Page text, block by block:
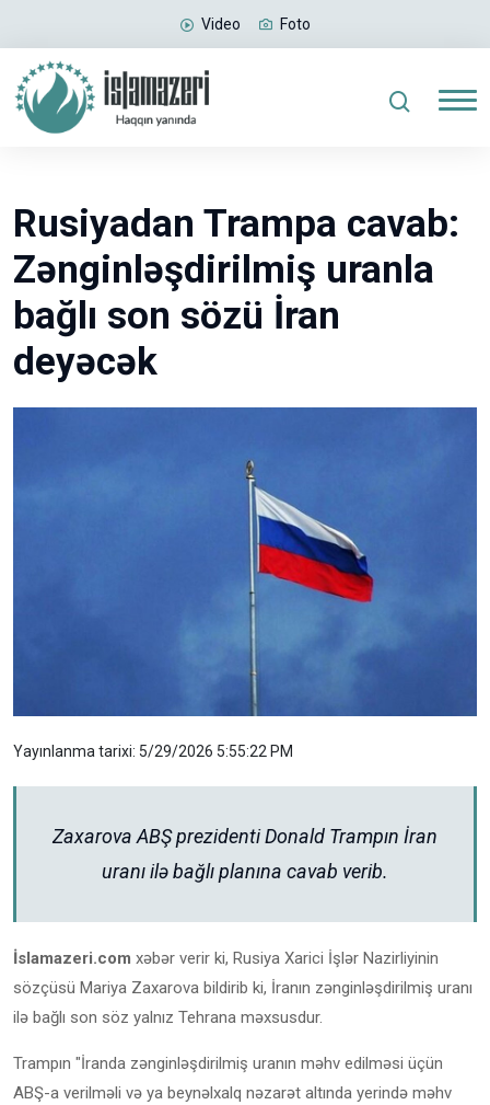
Video Foto
Rusiyadan Trampa cavab:
Zənginləşdirilmiş uranla
bağlı son sözü İran
deyəcək
Yayınlanma tarixi: 5/29/2026 5:55:22 PM
Zaxarova ABŞ prezidenti Donald Trampın İran
uranı ilə bağlı planına cavab verib.
İslamazeri.com xəbər verir ki, Rusiya Xarici İşlər Nazirliyinin
sözçüsü Mariya Zaxarova bildirib ki, İranın zənginləşdirilmiş uranı
ilə bağlı son söz yalnız Tehrana məxsusdur.
Trampın "İranda zənginləşdirilmiş uranın məhv edilməsi üçün
ABŞ-a verilməli və ya beynəlxalq nəzarət altında yerində məhv